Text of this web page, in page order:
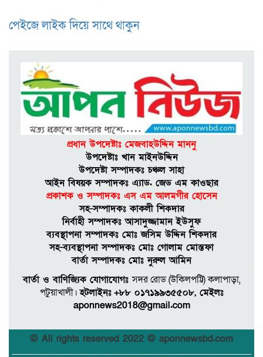
পেইজে লাইক দিয়ে সাথে থাকুন
প্রধান উপদেষ্টাঃ মেজবাহউদ্দিন মাননু
উপদেষ্টাঃ খান মাইনউদ্দিন
উপদেষ্টা সম্পাদকঃ চঞ্চল সাহা
আইন বিষয়ক সম্পাদকঃ এ্যাড. জেড এম কাওছার
প্রকাশক ও সম্পাদকঃ এস এম আলমগীর হােসেন
সহ-সম্পাদকঃ কাকলী শিকদার
নির্বাহী সম্পাদকঃ আসাদুজ্জামান ইউসুফ
ব্যবস্থাপনা সম্পাদকঃ মােঃ জসিম উদ্দিন শিকদার
সহ-ব্যবস্থাপনা সম্পাদকঃ মোঃ গোলাম মোস্তফা
বার্তা সম্পাদকঃ মােঃ নুরুল আমিন
বার্তা ও বাণিজ্যিক যোগাযোগঃসদর রােড (উকিলপট্টি) কলাপাড়া,
পটুয়াখালী।হটলাইনঃ +৮৮ ০১৭১৯৯৩৫৫০৮, মেইলঃ
aponnews2018@gmail.com
© All rights reserved 2022 © aponnewsbd.com